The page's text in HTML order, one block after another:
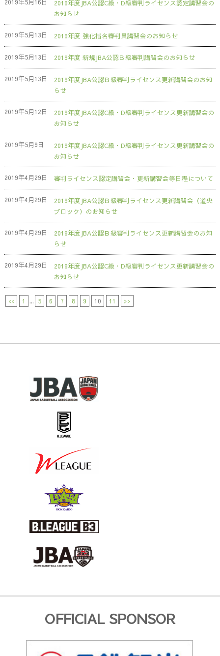
2019年度JBA公認C級・D級審判ライセンス認定講習会の
お知らせ
2019年5月13日 2019年度 強化指名審判員講習会のお知らせ
2019年5月13日 2019年度 新規JBA公認Ｂ級審判講習会のお知らせ
2019年5月13日
2019年度JBA公認Ｂ級審判ライセンス更新講習会のお知
らせ
2019年5月12日
2019年度JBA公認C級・D級審判ライセンス更新講習会の
お知らせ
2019年5月9日
2019年度JBA公認C級・D級審判ライセンス更新講習会の
お知らせ
2019年4月29日 審判ライセンス認定講習会・更新講習会等日程について
2019年4月29日
2019年度JBA公認Ｂ級審判ライセンス更新講習会（道央
ブロック）のお知らせ
2019年4月29日
2019年度JBA公認Ｂ級審判ライセンス更新講習会のお知
らせ
2019年4月29日
2019年度JBA公認C級・D級審判ライセンス更新講習会の
お知らせ
<< 1 ... 5 6 7 8 9 10 11 >>
OFFICIAL SPONSOR